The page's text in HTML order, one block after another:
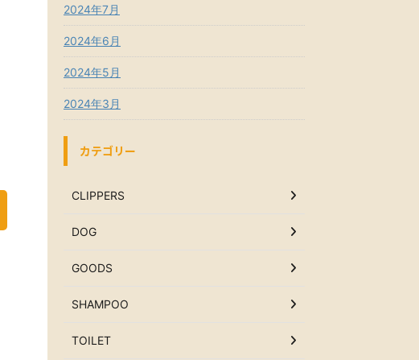
2024年7月
2024年6月
2024年5月
2024年3月
カテゴリー
CLIPPERS
DOG
GOODS
SHAMPOO
TOILET